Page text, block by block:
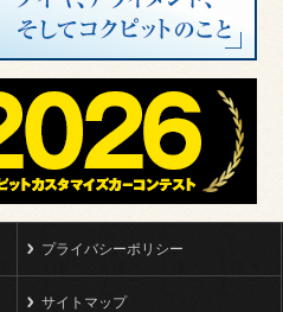
プライバシーポリシー
サイトマップ